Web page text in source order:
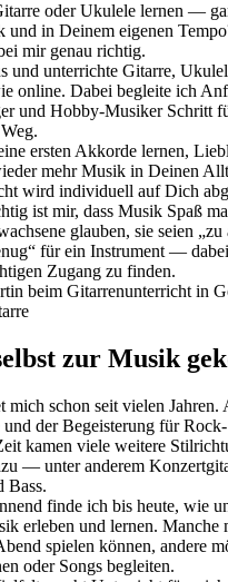
oder Ukulele lernen —
und in Deinem eigenen
mir genau richtig.
und unterrichte Gitarre,
online. Dabei begleite ich
und Hobby-Musiker Schritt
ersten Akkorde lernen,
mehr Musik in Deinen
wird individuell auf Dich
ist mir, dass Musik Spaß
glauben, sie seien „zu
für ein Instrument —
Zugang zu finden.
zur Musik
mich schon seit vielen Jahren.
der Begeisterung für
kamen viele weitere
— unter anderem
Bass.
finde ich bis heute, wie
erleben und lernen. Manche
spielen können, andere
oder Songs begleiten.